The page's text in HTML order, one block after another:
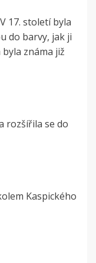
17. století byla
do barvy, jak ji
známa již
rozšířila se do
Kaspického